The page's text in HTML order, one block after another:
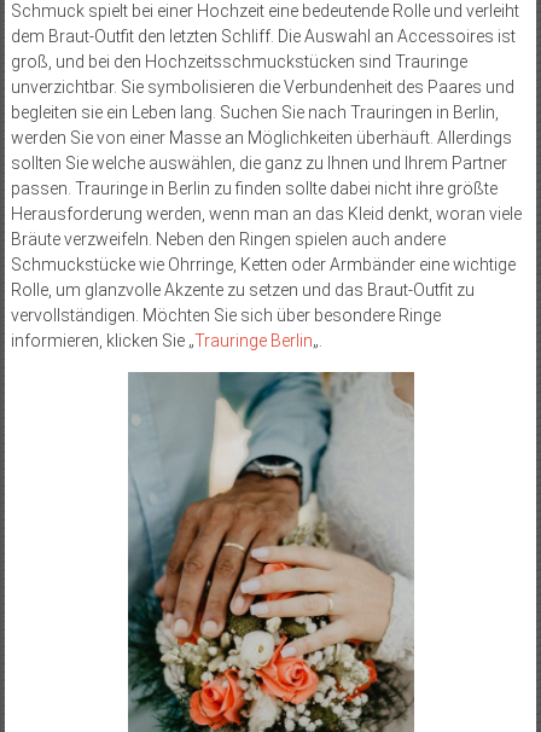
Schmuck spielt bei einer Hochzeit eine bedeutende Rolle und verleiht
dem Braut-Outfit den letzten Schliff. Die Auswahl an Accessoires ist
groß, und bei den Hochzeitsschmuckstücken sind Trauringe
unverzichtbar. Sie symbolisieren die Verbundenheit des Paares und
begleiten sie ein Leben lang. Suchen Sie nach Trauringen in Berlin,
werden Sie von einer Masse an Möglichkeiten überhäuft. Allerdings
sollten Sie welche auswählen, die ganz zu Ihnen und Ihrem Partner
passen. Trauringe in Berlin zu finden sollte dabei nicht ihre größte
Herausforderung werden, wenn man an das Kleid denkt, woran viele
Bräute verzweifeln. Neben den Ringen spielen auch andere
Schmuckstücke wie Ohrringe, Ketten oder Armbänder eine wichtige
Rolle, um glanzvolle Akzente zu setzen und das Braut-Outfit zu
vervollständigen. Möchten Sie sich über besondere Ringe
informieren, klicken Sie „Trauringe Berlin„.